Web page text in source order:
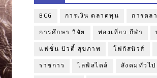
BCG การเงิน ตลาดทุน การตล
การศึกษา วิจัย ท่องเที่ยว กีฬา
แฟชั่น บิวตี้ สุขภาพ โฟกัสนิวส์
ราชการ ไลฟ์สไตล์ สังคมทั่วไป